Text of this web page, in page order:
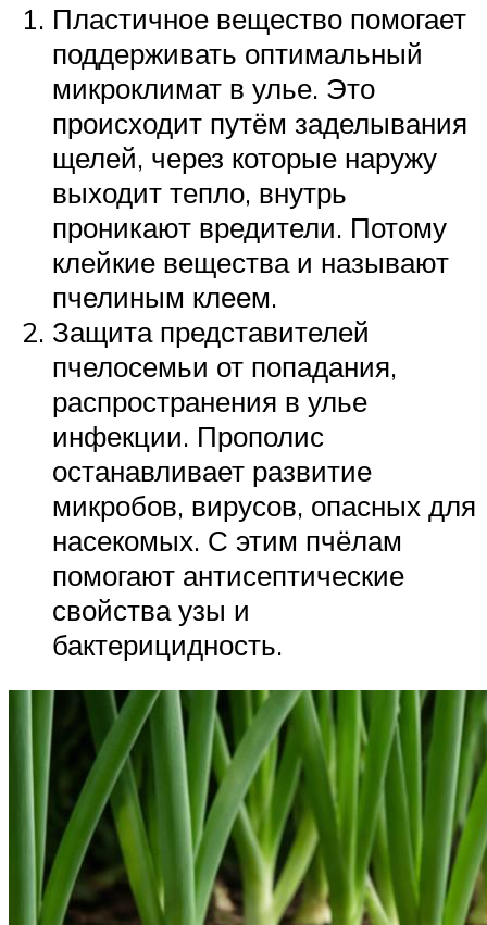
Пластичное вещество помогает
поддерживать оптимальный
микроклимат в улье. Это
происходит путём заделывания
щелей, через которые наружу
выходит тепло, внутрь
проникают вредители. Потому
клейкие вещества и называют
пчелиным клеем.
Защита представителей
пчелосемьи от попадания,
распространения в улье
инфекции. Прополис
останавливает развитие
микробов, вирусов, опасных для
насекомых. С этим пчёлам
помогают антисептические
свойства узы и
бактерицидность.